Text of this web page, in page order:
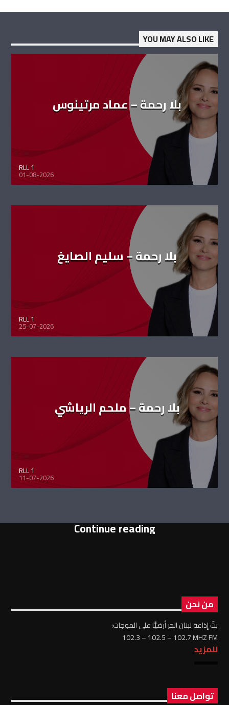
YOU MAY ALSO LIKE
بلا رحمة – عماد مرتينوس
RLL 1
01-08-2026
بلا رحمة – سليم الصايغ
RLL 1
25-07-2026
بلا رحمة – ملحم الرياشي
RLL 1
11-07-2026
Continue reading
من نحن
بثّ إذاعة لبنان الحر أرضيًّا على الموجات:
102.3 – 102.5 – 102.7 MHZ FM
للمزيد
تواصل معنا